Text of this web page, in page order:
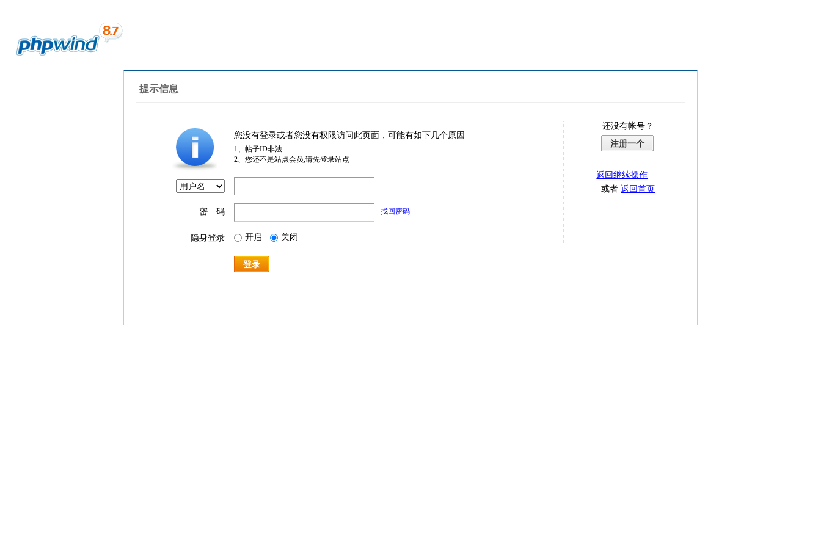
提示信息
您没有登录或者您没有权限访问此页面，可能有如下几个原因
1、帖子ID非法
2、您还不是站点会员,请先登录站点
密 码 找回密码
隐身登录 开启 关闭
登录
还没有帐号？
注册一个
返回继续操作
或者返回首页